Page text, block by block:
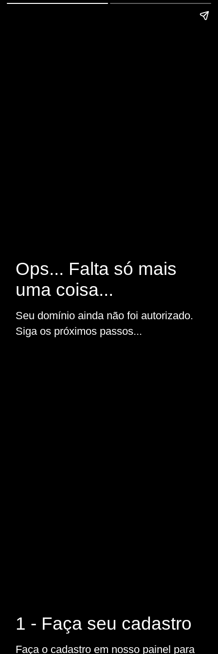
Ops... Falta só mais
uma coisa...
Seu domínio ainda não foi autorizado.
Siga os próximos passos...
1 - Faça seu cadastro
Faça o cadastro em nosso painel para